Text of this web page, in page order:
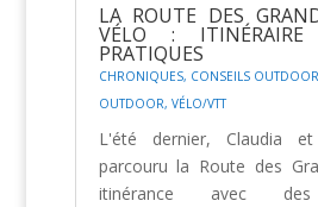
LA ROUTE DES
VÉLO :
PRATIQUES
CHRONIQUES, CONSEILS OUTDOOR
OUTDOOR, VÉLO/VTT
L'été dernier, Claudia
parcouru la Route des
itinérance avec